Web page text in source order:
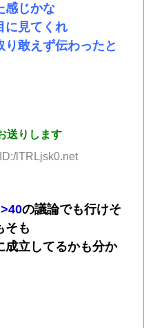
感じかな
に見てくれ
り敢えず伝わったと
送りします
lTRLjsk0.net
>40の議論でも行けそ
そも
成立してるかも分か